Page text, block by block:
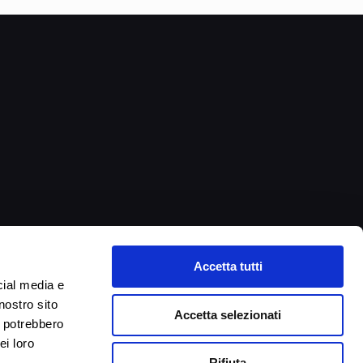
media e
sito
loro
Accetta tutti
Accetta selezionati